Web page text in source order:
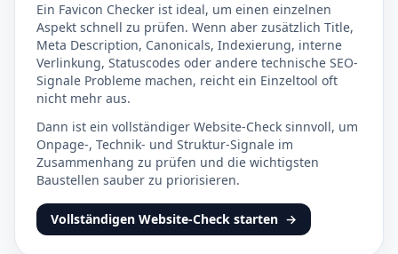
Ein Favicon Checker ist ideal, um einen einzelnen
Aspekt schnell zu prüfen. Wenn aber zusätzlich Title,
Meta Description, Canonicals, Indexierung, interne
Verlinkung, Statuscodes oder andere technische SEO-
Signale Probleme machen, reicht ein Einzeltool oft
nicht mehr aus.
Dann ist ein vollständiger Website-Check sinnvoll, um
Onpage-, Technik- und Struktur-Signale im
Zusammenhang zu prüfen und die wichtigsten
Baustellen sauber zu priorisieren.
Vollständigen Website-Check starten →